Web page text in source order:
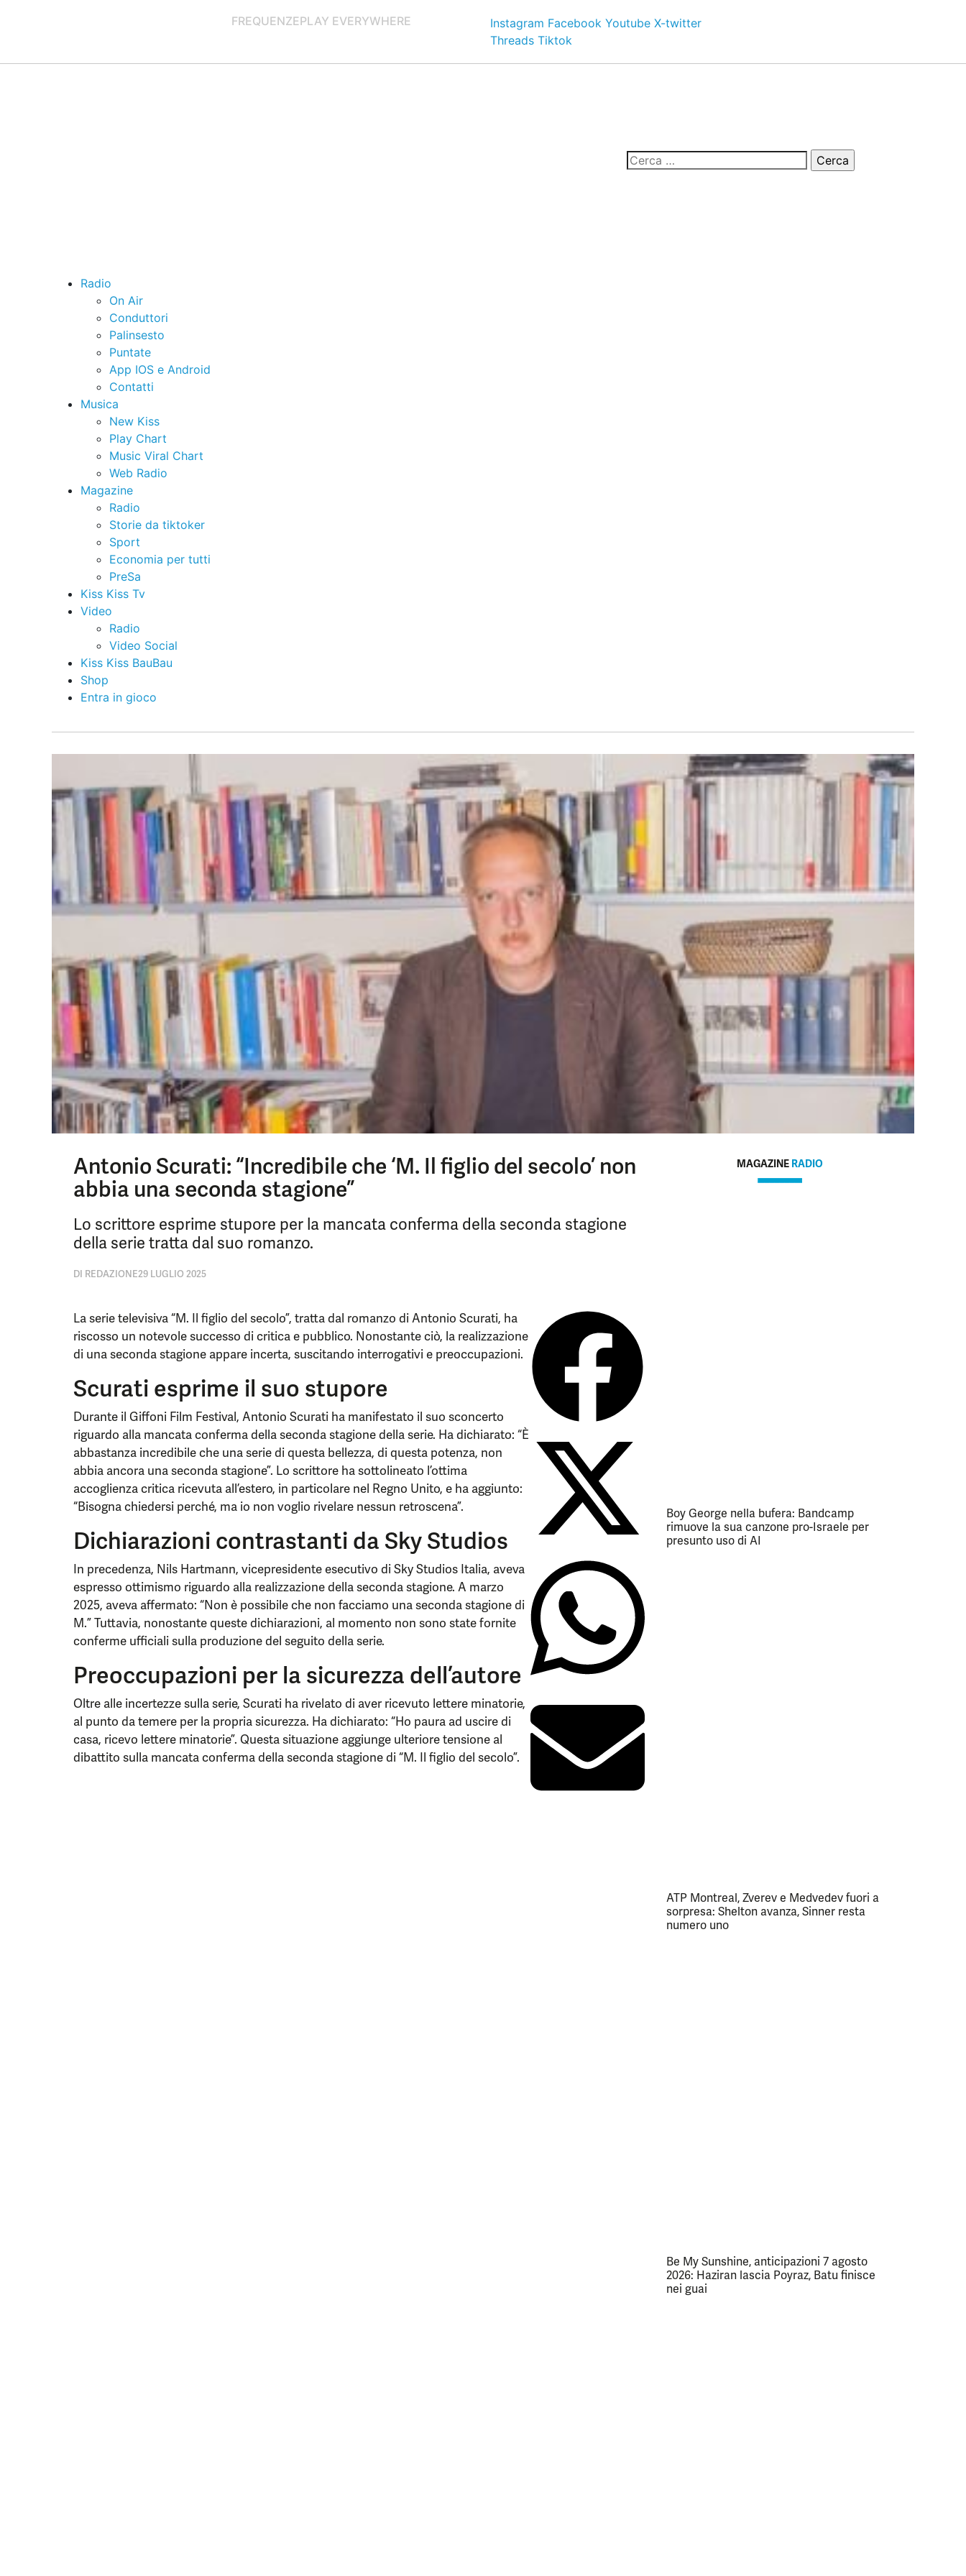
FREQUENZEPLAY EVERYWHERE Instagram Facebook Youtube X-twitter
Threads Tiktok
Radio
On Air
Conduttori
Palinsesto
Puntate
App IOS e Android
Contatti
Musica
New Kiss
Play Chart
Music Viral Chart
Web Radio
Magazine
Radio
Storie da tiktoker
Sport
Economia per tutti
PreSa
Kiss Kiss Tv
Video
Radio
Video Social
Kiss Kiss BauBau
Shop
Entra in gioco
Antonio Scurati: “Incredibile che ‘M. Il figlio del secolo’ non
abbia una seconda stagione”
Lo scrittore esprime stupore per la mancata conferma della seconda stagione
della serie tratta dal suo romanzo.
DI REDAZIONE29 LUGLIO 2025
La serie televisiva “M. Il figlio del secolo”, tratta dal romanzo di Antonio Scurati, ha
riscosso un notevole successo di critica e pubblico. Nonostante ciò, la realizzazione
di una seconda stagione appare incerta, suscitando interrogativi e preoccupazioni.
Scurati esprime il suo stupore
Durante il Giffoni Film Festival, Antonio Scurati ha manifestato il suo sconcerto
riguardo alla mancata conferma della seconda stagione della serie. Ha dichiarato: “È
abbastanza incredibile che una serie di questa bellezza, di questa potenza, non
abbia ancora una seconda stagione”. Lo scrittore ha sottolineato l’ottima
accoglienza critica ricevuta all’estero, in particolare nel Regno Unito, e ha aggiunto:
“Bisogna chiedersi perché, ma io non voglio rivelare nessun retroscena”.
Dichiarazioni contrastanti da Sky Studios
In precedenza, Nils Hartmann, vicepresidente esecutivo di Sky Studios Italia, aveva
espresso ottimismo riguardo alla realizzazione della seconda stagione. A marzo
2025, aveva affermato: “Non è possibile che non facciamo una seconda stagione di
M.” Tuttavia, nonostante queste dichiarazioni, al momento non sono state fornite
conferme ufficiali sulla produzione del seguito della serie.
Preoccupazioni per la sicurezza dell’autore
Oltre alle incertezze sulla serie, Scurati ha rivelato di aver ricevuto lettere minatorie,
al punto da temere per la propria sicurezza. Ha dichiarato: “Ho paura ad uscire di
casa, ricevo lettere minatorie”. Questa situazione aggiunge ulteriore tensione al
dibattito sulla mancata conferma della seconda stagione di “M. Il figlio del secolo”.
MAGAZINE RADIO
Boy George nella bufera: Bandcamp
rimuove la sua canzone pro-Israele per
presunto uso di AI
ATP Montreal, Zverev e Medvedev fuori a
sorpresa: Shelton avanza, Sinner resta
numero uno
Be My Sunshine, anticipazioni 7 agosto
2026: Haziran lascia Poyraz, Batu finisce
nei guai